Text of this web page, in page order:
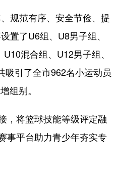
金融 汽车
信息化 乡村振兴
旅游 能源
娱乐 时尚
投教基地
规范有序、安全节俭、提
置了U6组、U8男子组、
混合组、U12男子组、
吸引了全市962名小运动员
组别。
将篮球技能等级评定融
事平台助力青少年夯实专